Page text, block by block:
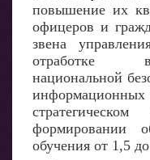
повышение их
офицеров и
звена
отработке
национальной
информационных
формировании
обучения от 1,5